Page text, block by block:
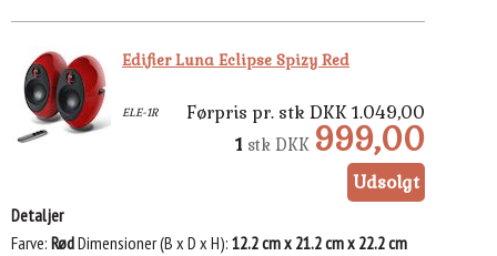
Edifier Luna Eclipse Spizy Red
Førpris pr. stk DKK 1.049,00
1 stk DKK 999,00
ELE-1R
Detaljer
Farve RødDimensioner (B x D x H) 12.2 cm x 21.2 cm x 22.2 cm